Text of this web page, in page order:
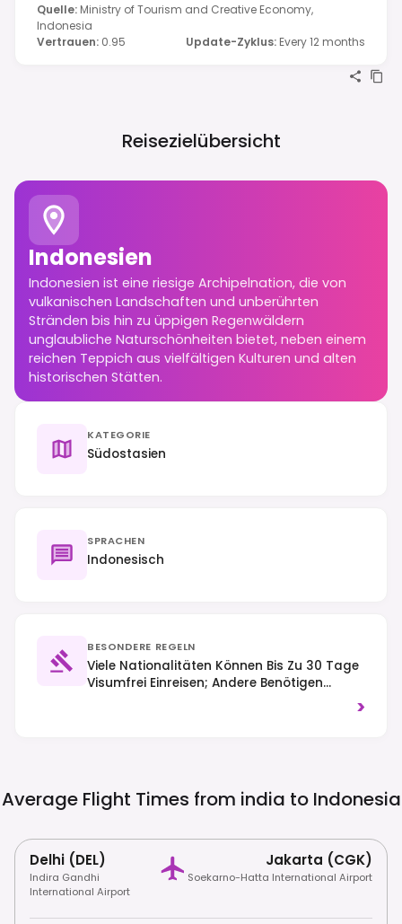
Quelle: Ministry of Tourism and Creative Economy,
Indonesia
Vertrauen: 0.95 Update-Zyklus: Every 12 months
Reisezielübersicht
Indonesien
Indonesien ist eine riesige Archipelnation, die von
vulkanischen Landschaften und unberührten
Stränden bis hin zu üppigen Regenwäldern
unglaubliche Naturschönheiten bietet, neben einem
reichen Teppich aus vielfältigen Kulturen und alten
historischen Stätten.
KATEGORIE
Südostasien
SPRACHEN
Indonesisch
BESONDERE REGELN
Viele Nationalitäten Können Bis Zu 30 Tage
Visumfrei Einreisen; Andere Benötigen
Möglicherweise Ein Visum Bei Ankunft (VoA)
Lokalen Bräuchen, Einschließlich
Stätten, Wird Erwartet.
>
Average Flight Times from india to Indonesia
Delhi (DEL)
Indira Gandhi
International Airport
Jakarta (CGK)
Soekarno-Hatta International Airport